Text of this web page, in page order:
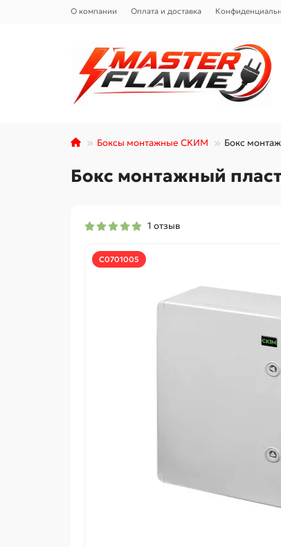
О компании Оплата и доставка
Боксы монтажные СКИМ Бокс
Бокс монтажный
1 отзыв
С0701005